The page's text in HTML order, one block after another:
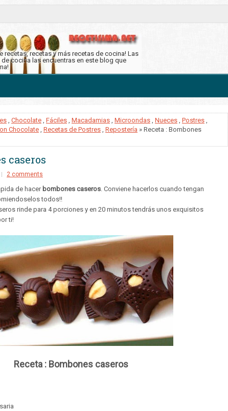
recetas, recetas y más recetas de cocina! Las
cocina las encuentras en este blog que
, Chocolate , Fáciles , Macadamias , Microondas , Nueces , Postres ,
Chocolate, Recetas de Postres , Repostería » Receta : Bombones
caseros
2 comments
de hacer bombones caseros. Conviene hacerlos cuando tengan
todos!!
rinde para 4 porciones y en 20 minutos tendrás unos exquisitos
ti!
Receta : Bombones caseros